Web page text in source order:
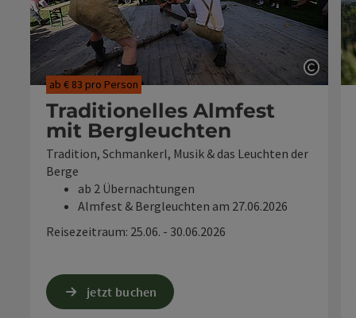
ab € 83 pro Person
Traditionelles Almfest
mit Bergleuchten
Tradition, Schmankerl, Musik & das Leuchten der
Berge
ab 2 Übernachtungen
Almfest & Bergleuchten am 27.06.2026
Reisezeitraum: 25.06. - 30.06.2026
jetzt buchen